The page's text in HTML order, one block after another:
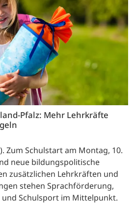
Pfalz: Mehr Lehrkräfte
Zum Schulstart am Montag, 10.
neue bildungspolitische
zusätzlichen Lehrkräften und
stehen Sprachförderung,
Schulsport im Mittelpunkt.